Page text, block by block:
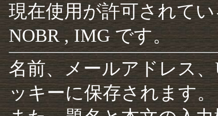
現在使用が許可されて
NOBR , IMG です。
名前、メールアドレス
ッキーに保存されます。